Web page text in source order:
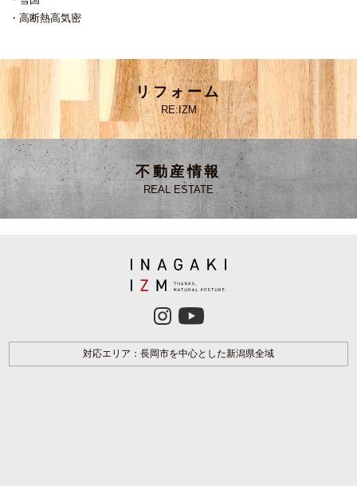
高断熱高気密
リフォーム
RE:IZM
不動産情報
REAL ESTATE
対応エリア：長岡市を中心とした新潟県全域